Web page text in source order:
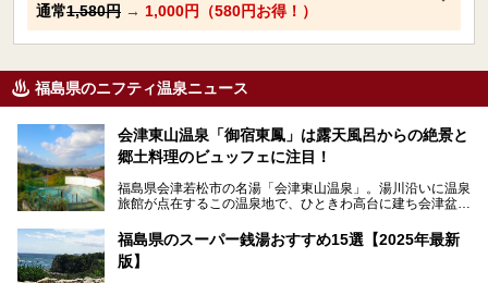
通常1,580円 → 1,000円（580円お得！）
福島県のニフティ温泉ニュース
会津東山温泉「御宿東鳳」は露天風呂からの絶景と
郷土料理のビュッフェに注目！
福島県会津若松市の名湯「会津東山温泉」。湯川沿いに温泉
旅館が点在するこの温泉地で、ひときわ高台に建ち会津盆地
ELS & RESORTSの「御宿東鳳」です。
大浴場は「宙の湯」「棚雲の湯」の2つ。いずれも素晴らし
福島県のスーパー銭湯おすすめ15選【2025年最新
版】